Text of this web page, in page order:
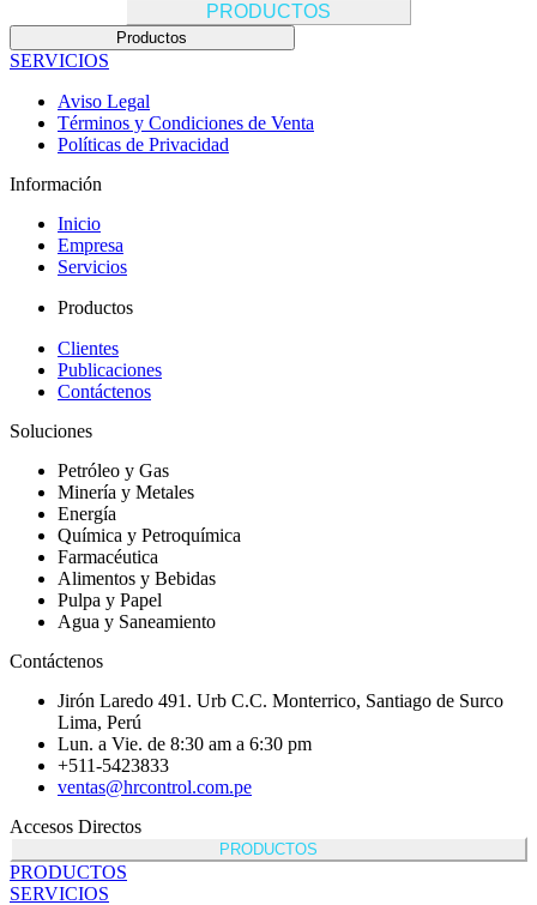
PRODUCTOS
Productos
SERVICIOS
Aviso Legal
Términos y Condiciones de Venta
Políticas de Privacidad
Información
Inicio
Empresa
Servicios
Productos
Clientes
Publicaciones
Contáctenos
Soluciones
Petróleo y Gas
Minería y Metales
Energía
Química y Petroquímica
Farmacéutica
Alimentos y Bebidas
Pulpa y Papel
Agua y Saneamiento
Contáctenos
Jirón Laredo 491. Urb C.C. Monterrico, Santiago de Surco
Lima, Perú
Lun. a Vie. de 8:30 am a 6:30 pm
+511-5423833
ventas@hrcontrol.com.pe
Accesos Directos
PRODUCTOS
PRODUCTOS
SERVICIOS